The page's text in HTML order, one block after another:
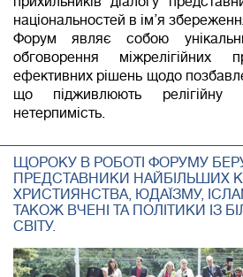
національностей в ім’я
Форум являє собою
обговорення
ефективних рішень щодо
що підживлюють релігійну
нетерпимість.
ЩОРОКУ В РОБОТІ ФОРУМУ
ПРЕДСТАВНИКИ НАЙБІЛЬШИХ
ХРИСТИЯНСТВА, ЮДАЇЗМУ,
ТАКОЖ ВЧЕНІ ТА ПОЛІТИКИ ІЗ
СВІТУ.